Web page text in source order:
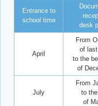
Entrance to
school time
desk
April
From
of
to the
of
July
From
to
of